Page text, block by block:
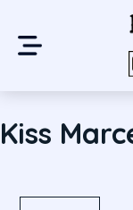
Kiss